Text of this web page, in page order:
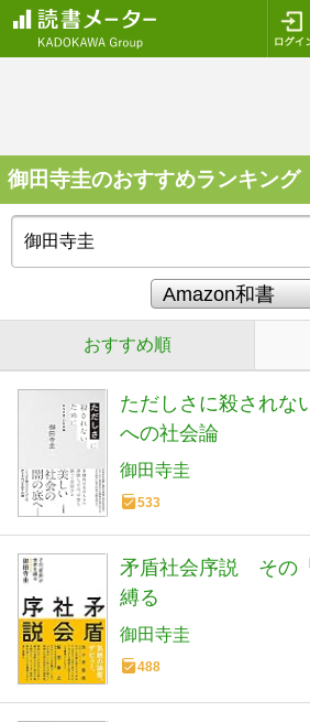
御田寺圭のおすすめランキング
おすすめ順
ただしさに殺されな
への社会論
御田寺圭
533
矛盾社会序説 その
縛る
御田寺圭
488